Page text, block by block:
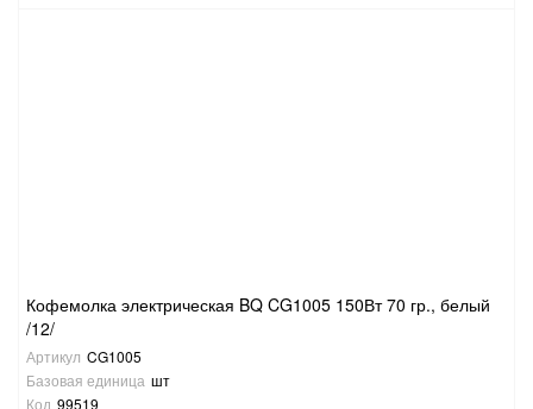
Кофемолка электрическая BQ CG1005 150Вт 70 гр., белый
/12/
Артикул CG1005
Базовая единица шт
Код 99519